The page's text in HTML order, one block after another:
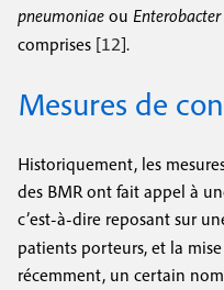
pneumoniae ou Enterobacter
comprises [12].
Mesures de
Historiquement, les
des BMR ont fait appel à
c’est-à-dire reposant sur
patients porteurs, et la
récemment, un certain